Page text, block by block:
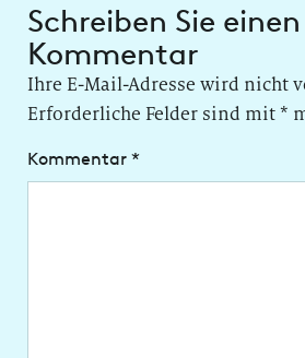
Schreiben Sie einen
Kommentar
Ihre E-Mail-Adresse wird nicht
Erforderliche Felder sind mit*
Kommentar *